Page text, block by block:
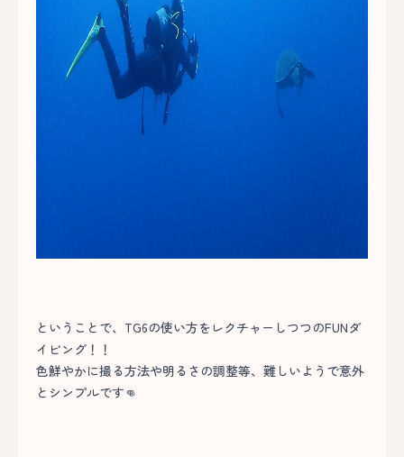
ということで、TG6の使い方をレクチャーしつつのFUNダ
イビング！！
色鮮やかに撮る方法や明るさの調整等、難しいようで意外
とシンプルです👊